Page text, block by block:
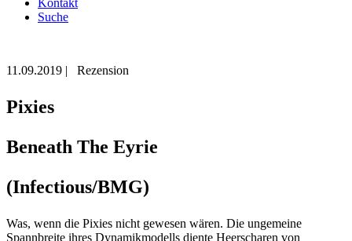
Kontakt
Suche
11.09.2019 | Rezension
Pixies
Beneath The Eyrie
(Infectious/BMG)
Was, wenn die Pixies nicht gewesen wären. Die ungemeine
Spannbreite ihres Dynamikmodells diente Heerscharen von